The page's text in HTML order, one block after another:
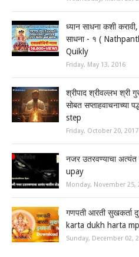
ध्यान साधना कशी
साधना - १ (
Quikly
Friday, May 13, 2016
श्रीपाद श्रीवल्लभ श्री
सोबत सप्ताहवाचनाच्या
step
Friday, October 20, 2017
नजर उतरवण्याचा
upay
Monday, November 25,
गणपती आरती सुखकर्ता
karta dukh harta
Sunday, December 02,